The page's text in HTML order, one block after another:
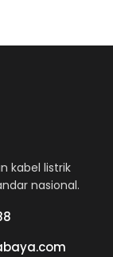
kabel listrik
nasional.